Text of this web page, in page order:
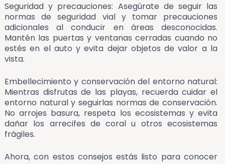
Seguridad y precauciones: Asegúrate de seguir las
normas de seguridad vial y tomar precauciones
adicionales al conducir en áreas desconocidas.
Mantén las puertas y ventanas cerradas cuando no
estés en el auto y evita dejar objetos de valor a la
vista.
Embellecimiento y conservación del entorno natural:
Mientras disfrutas de las playas, recuerda cuidar el
entorno natural y seguirlas normas de conservación.
No arrojes basura, respeta los ecosistemas y evita
dañar los arrecifes de coral u otros ecosistemas
frágiles.
Ahora, con estos consejos estás listo para conocer